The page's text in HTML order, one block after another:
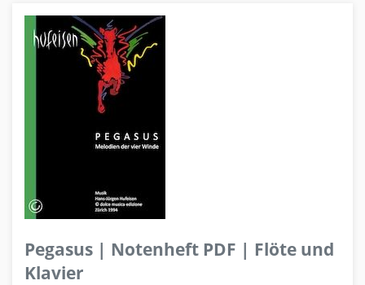
Pegasus | Notenheft PDF | Flöte und
Klavier